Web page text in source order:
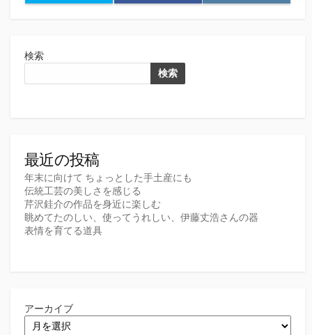
検索
検索
最近の投稿
年末に向けて ちょっとした手土産にも
伝統工芸の美しさを感じる
芹沢銈介の作品を身近に楽しむ
眺めてたのしい、使ってうれしい、伊藤丈浩さんの器
表情を育てる道具
アーカイブ